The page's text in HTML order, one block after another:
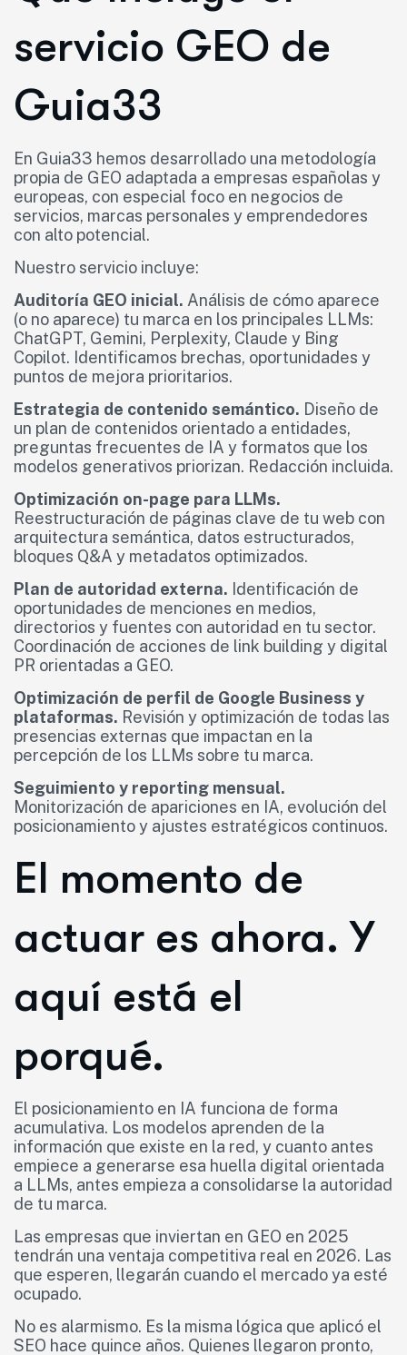
servicio GEO de
Guia33
En Guia33 hemos desarrollado una metodología
propia de GEO adaptada a empresas españolas y
europeas, con especial foco en negocios de
servicios, marcas personales y emprendedores
con alto potencial.
Nuestro servicio incluye:
Auditoría GEO inicial. Análisis de cómo aparece
(o no aparece) tu marca en los principales LLMs:
ChatGPT, Gemini, Perplexity, Claude y Bing
Copilot. Identificamos brechas, oportunidades y
puntos de mejora prioritarios.
Estrategia de contenido semántico. Diseño de
un plan de contenidos orientado a entidades,
preguntas frecuentes de IA y formatos que los
modelos generativos priorizan. Redacción incluida.
Optimización on-page para LLMs.
Reestructuración de páginas clave de tu web con
arquitectura semántica, datos estructurados,
bloques Q&A y metadatos optimizados.
Plan de autoridad externa. Identificación de
oportunidades de menciones en medios,
directorios y fuentes con autoridad en tu sector.
Coordinación de acciones de link building y digital
PR orientadas a GEO.
Optimización de perfil de Google Business y
plataformas. Revisión y optimización de todas las
presencias externas que impactan en la
percepción de los LLMs sobre tu marca.
Seguimiento y reporting mensual.
Monitorización de apariciones en IA, evolución del
posicionamiento y ajustes estratégicos continuos.
El momento de
actuar es ahora. Y
aquí está el
porqué.
El posicionamiento en IA funciona de forma
acumulativa. Los modelos aprenden de la
información que existe en la red, y cuanto antes
empiece a generarse esa huella digital orientada
a LLMs, antes empieza a consolidarse la autoridad
de tu marca.
Las empresas que inviertan en GEO en 2025
tendrán una ventaja competitiva real en 2026. Las
que esperen, llegarán cuando el mercado ya esté
ocupado.
No es alarmismo. Es la misma lógica que aplicó el
SEO hace quince años. Quienes llegaron pronto,